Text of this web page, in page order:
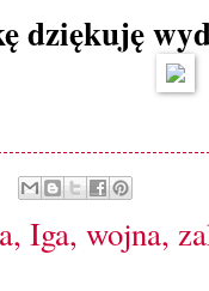
dziękuję
, Iga, wojna,